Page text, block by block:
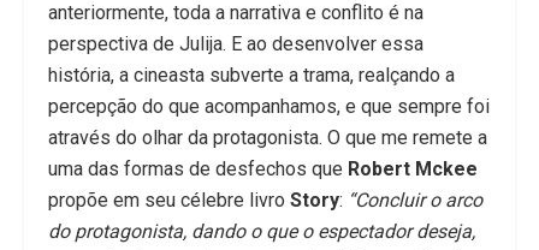
anteriormente, toda a narrativa e conflito é na
perspectiva de Julija. E ao desenvolver essa
história, a cineasta subverte a trama, realçando a
percepção do que acompanhamos, e que sempre foi
através do olhar da protagonista. O que me remete a
uma das formas de desfechos que Robert Mckee
propõe em seu célebre livro Story: “Concluir o arco
do protagonista, dando o que o espectador deseja,